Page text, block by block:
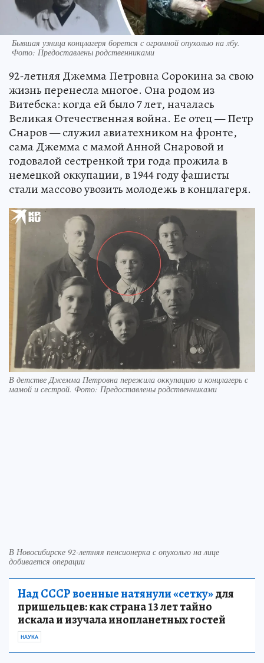
Бывшая узница концлагеря борется с огромной опухолью на лбу.
Фото: Предоставлены родственниками
92-летняя Джемма Петровна Сорокина за свою
жизнь перенесла многое. Она родом из
Витебска: когда ей было 7 лет, началась
Великая Отечественная война. Ее отец — Петр
Снаров — служил авиатехником на фронте,
сама Джемма с мамой Анной Снаровой и
годовалой сестренкой три года прожила в
немецкой оккупации, в 1944 году фашисты
стали массово увозить молодежь в концлагеря.
В детстве Джемма Петровна пережила оккупацию и концлагерь с
мамой и сестрой. Фото: Предоставлены родственниками
В Новосибирске 92-летняя пенсионерка с опухолью на лице
добивается операции
Над СССР военные натянули «сетку»для
пришельцев: как страна 13 лет тайно
искала и изучала инопланетных гостей
НАУКА